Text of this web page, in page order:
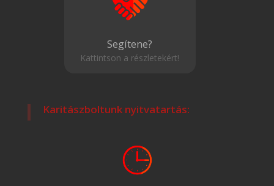
Segítene?
Kattintson a részletekért!
Karitászboltunk nyitvatartás: